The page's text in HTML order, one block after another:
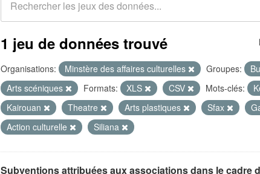
1 jeu de données trouvé
Organisations: Minstère des affaires culturelles Groupes:
Arts scéniques
Formats: XLS CSV Mots-clés:
Kairouan
Theatre Arts plastiques Sfax
Action culturelle
Siliana
Subventions attribuées aux associations dans le cadre